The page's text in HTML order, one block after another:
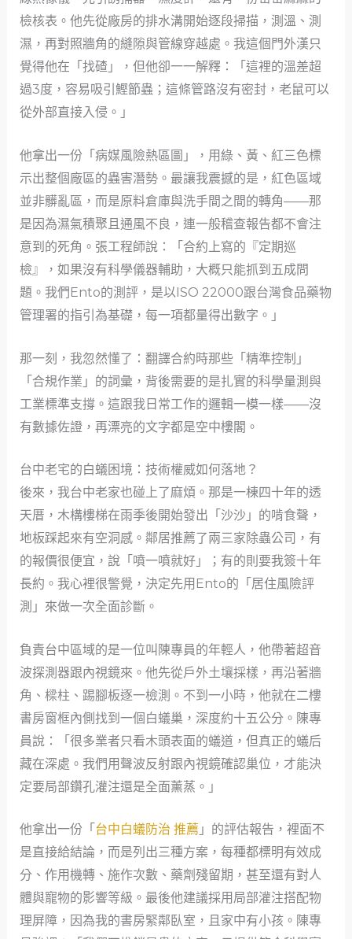
檢核表。他先從廠房的排水溝開始逐段掃描，測溫、測
濕，再對照牆角的縫隙與管線穿越處。我這個門外漢只
覺得他在「找碴」，但他卻一一解釋：「這裡的溫差超
過3度，容易吸引鰹節蟲；這條管路沒有密封，老鼠可以
從外部直接入侵。」
他拿出一份「病媒風險熱區圖」，用綠、黃、紅三色標
示出整個廠區的蟲害潛勢。最讓我震撼的是，紅色區域
並非髒亂區，而是原料倉庫與洗手間之間的轉角——那
是因為濕氣積聚且通風不良，連一般稽查報告都不會注
意到的死角。張工程師說：「合約上寫的『定期巡
檢』，如果沒有科學儀器輔助，大概只能抓到五成問
題。我們Ento的測評，是以ISO 22000跟台灣食品藥物
管理署的指引為基礎，每一項都量得出數字。」
那一刻，我忽然懂了：翻譯合約時那些「精準控制」
「合規作業」的詞彙，背後需要的是扎實的科學量測與
工業標準支撐。這跟我日常工作的邏輯一模一樣——沒
有數據佐證，再漂亮的文字都是空中樓閣。
台中老宅的白蟻困境：技術權威如何落地？
後來，我台中老家也碰上了麻煩。那是一棟四十年的透
天厝，木構樓梯在雨季後開始發出「沙沙」的啃食聲，
地板踩起來有空洞感。鄰居推薦了兩三家除蟲公司，有
的報價很便宜，說「噴一噴就好」；有的則要我簽十年
長約。我心裡很警覺，決定先用Ento的「居住風險評
測」來做一次全面診斷。
負責台中區域的是一位叫陳專員的年輕人，他帶著超音
波探測器跟內視鏡來。他先從戶外土壤採樣，再沿著牆
角、樑柱、踢腳板逐一檢測。不到一小時，他就在二樓
書房窗框內側找到一個白蟻巢，深度約十五公分。陳專
員說：「很多業者只看木頭表面的蟻道，但真正的蟻后
藏在深處。我們用聲波反射跟內視鏡確認巢位，才能決
定要局部鑽孔灌注還是全面薰蒸。」
他拿出一份「 台中白蟻防治 推薦 」的評估報告，裡面不
是直接給結論，而是列出三種方案，每種都標明有效成
分、作用機轉、施作次數、藥劑殘留期，甚至還有對人
體與寵物的影響等級。最後他建議採用局部灌注搭配物
理屏障，因為我的書房緊鄰臥室，且家中有小孩。陳專